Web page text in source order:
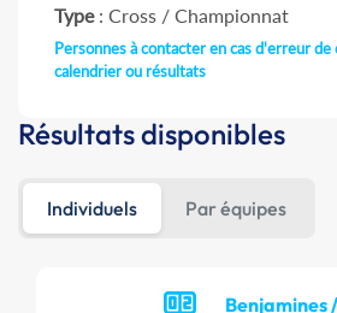
Type: Cross / Championnat
Personnes à contacter en cas d'erreur de
calendrier ou résultats
Résultats disponibles
Individuels Par équipes
Benjamines